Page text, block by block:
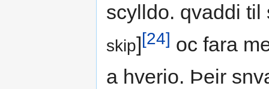
scylldo. qvaddi til
skip][24] oc fara
a hverio. Þeir